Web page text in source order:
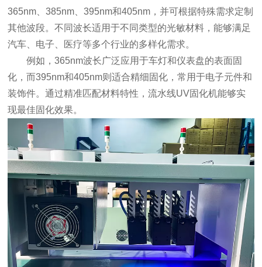
365nm、385nm、395nm和405nm，并可根据特殊需求定制
其他波段。不同波长适用于不同类型的光敏材料，能够满足
汽车、电子、医疗等多个行业的多样化需求。
例如，365nm波长广泛应用于车灯和仪表盘的表面固
化，而395nm和405nm则适合精细固化，常用于电子元件和
装饰件。通过精准匹配材料特性，流水线UV固化机能够实
现最佳固化效果。